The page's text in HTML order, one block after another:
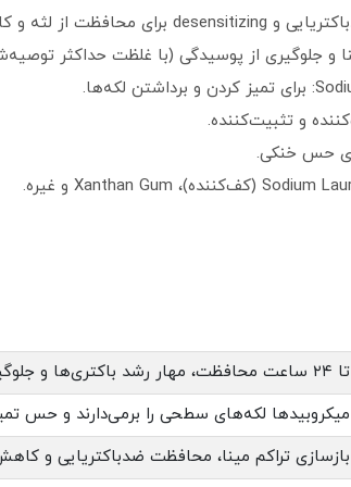
تا ۲۴ ساعت محافظت، مهار رشد باکتری‌ها و جلوگیری از چسبیدن پلاک.
میکروبیدها لکه‌های سطحی را برمی‌دارند و حس
بازسازی تراکم مینا، محافظت ضدباکتریایی و